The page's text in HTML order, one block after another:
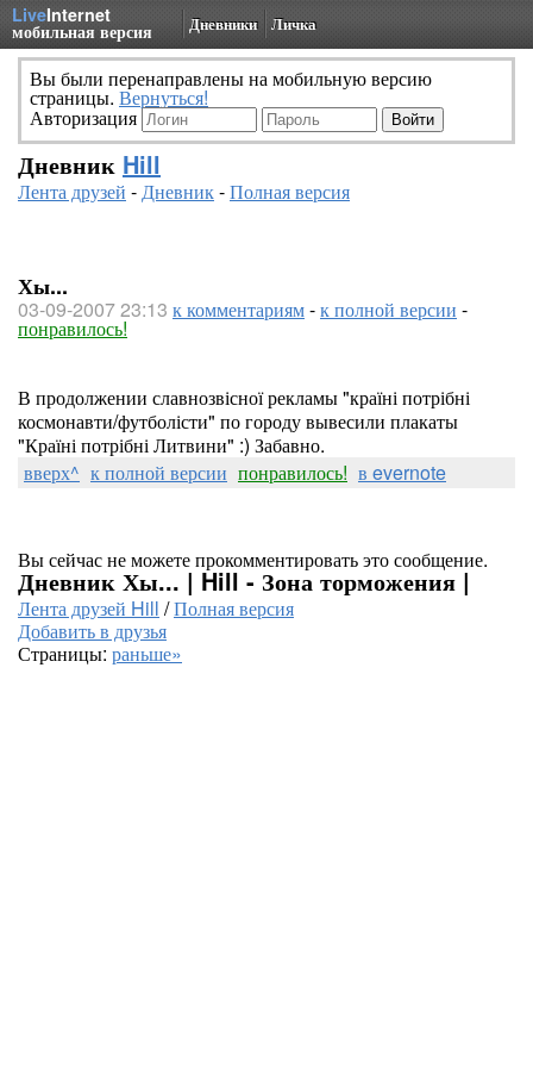
LiveInternet
мобильная версия Дневники Личка
Вы были перенаправлены на мобильную версию
страницы. Вернуться!
Авторизация
Дневник Hill
Лента друзей -Дневник-Полная версия
Хы...
03-09-2007 23:13 к комментариям-к полной версии -
понравилось!
В продолжении славнозвісної рекламы "країні потрібні
космонавти/футболісти" по городу вывесили плакаты
"Країні потрібні Литвини" :) Забавно.
вверх^ к полной версии понравилось! в evernote
Вы сейчас не можете прокомментировать это сообщение.
Дневник Хы... | Hill - Зона торможения |
Лента друзей Hill /Полная версия
Добавить в друзья
Страницы: раньше»